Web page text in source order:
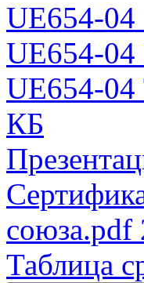
UE654-04
UE654-
UE654-04
КБ
союза.pdf
Таблица